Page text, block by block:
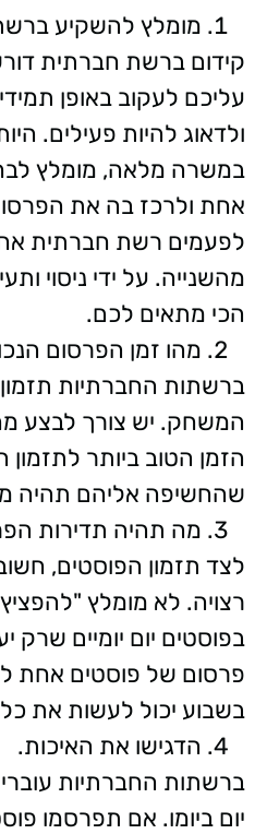
מומלץ להשקיע
קידום ברשת חברתית
עליכם לעקוב באופן
ולדאוג להיות פעילים.
במשרה מלאה, מומלץ
אחת ולרכז בה את
לפעמים רשת חברתית
מהשנייה. על ידי ניסוי
הכי מתאים לכם.
מהו זמן הפרסום
ברשתות החברתיות
המשחק. יש צורך לבצע
הזמן הטוב ביותר
שהחשיפה אליהם תהיה
מה תהיה תדירות
לצד תזמון הפוסטים,
רצויה. לא מומלץ
בפוסטים יום יומיים שרק
פרסום של פוסטים אחת
בשבוע יכול לעשות את
הדגישו את האיכות.
ברשתות החברתיות
יום ביומו. אם תפרסמו